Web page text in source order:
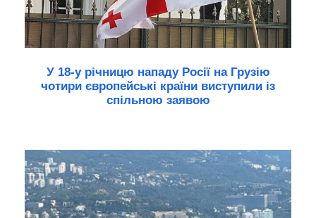
У 18-у річницю нападу Росії на Грузію
чотири європейські країни виступили із
спільною заявою